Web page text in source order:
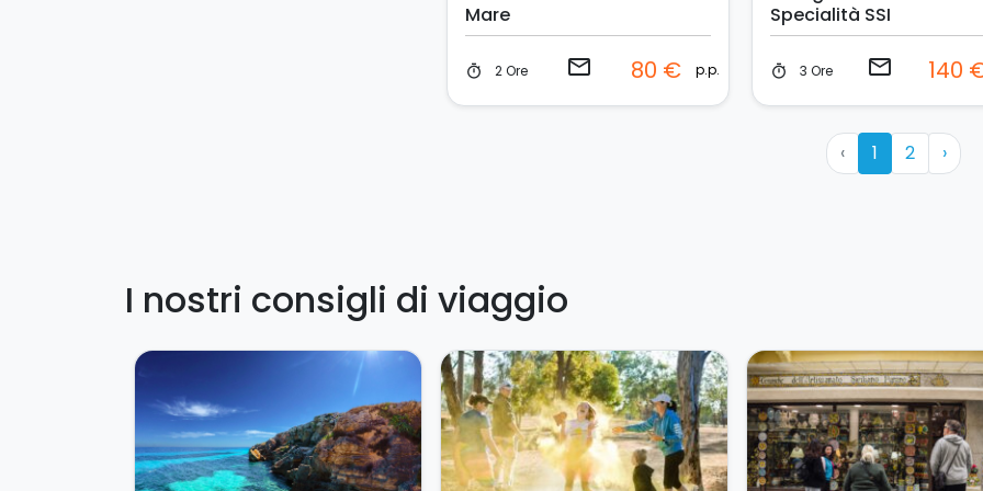
Mare
timer 2 Ore email 80 € p.p.
Specialità SSI
timer 3 Ore email 140
‹ 1 2 ›
I nostri consigli di viaggio